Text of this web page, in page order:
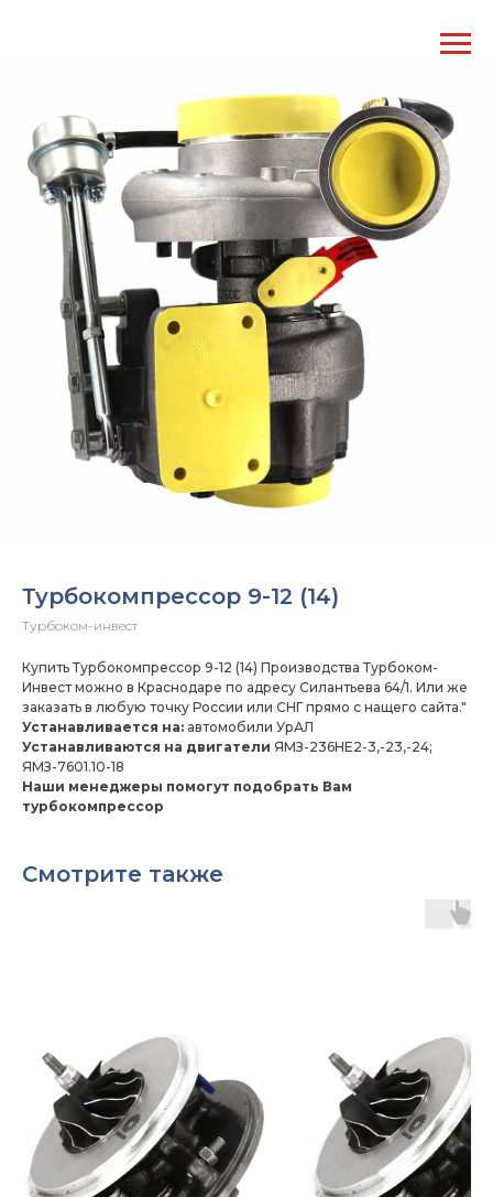
Турбокомпрессор 9-12 (14)
Турбоком-инвест
Купить Турбокомпрессор 9-12 (14) Производства Турбоком-
Инвест можно в Краснодаре по адресу Силантьева 64/1. Или же
заказать в любую точку России или СНГ прямо с нащего сайта."
Устанавливается на: автомобили УрАЛ
Устанавливаются на двигатели ЯМЗ-236НЕ2-3,-23,-24;
ЯМЗ-7601.10-18
Наши менеджеры помогут подобрать Вам
турбокомпрессор
Смотрите также